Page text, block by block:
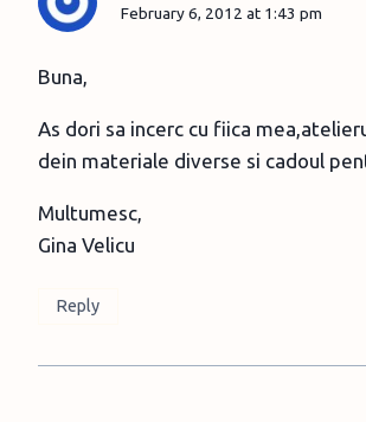
February 6, 2012 at 1:43 pm
Buna,
As dori sa incerc cu fiica
dein materiale diverse si cadoul
Multumesc,
Gina Velicu
Reply